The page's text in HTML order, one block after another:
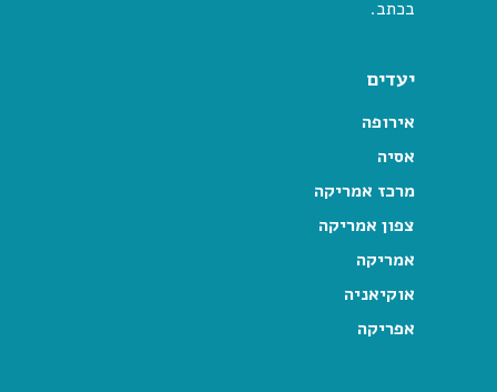
בכתב.
יעדים
אירופה
אסיה
מרכז אמריקה
צפון אמריקה
אמריקה
אוקיאניה
אפריקה